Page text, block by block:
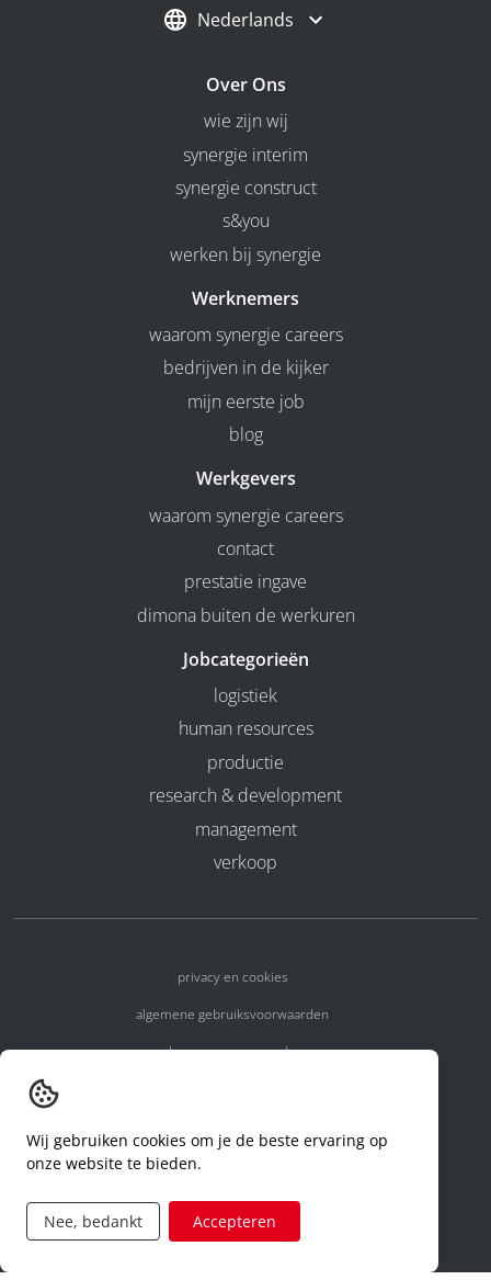
Nederlands
Over Ons
wie zijn wij
synergie interim
synergie construct
s&you
werken bij synergie
Werknemers
waarom synergie careers
bedrijven in de kijker
mijn eerste job
blog
Werkgevers
waarom synergie careers
contact
prestatie ingave
dimona buiten de werkuren
Jobcategorieën
logistiek
human resources
productie
research & development
management
verkoop
privacy en cookies
algemene gebruiksvoorwaarden
algemene voorwaarden
code of conduct
aanvraag rechten ivm privacy
Wij gebruiken cookies om je de beste ervaring op
onze website te bieden.
Nee, bedankt Accepteren